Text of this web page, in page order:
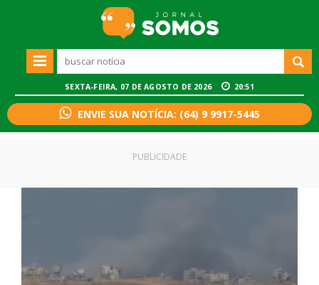
SEXTA-FEIRA, 07 DE AGOSTO DE 2026 20:51
ENVIE SUA NOTÍCIA: (64) 9 9917-5445
PUBLICIDADE